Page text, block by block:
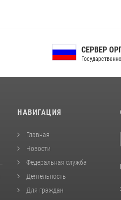
СЕРВЕР ОРГАНОВ
Государственной власти РФ
НАВИГАЦИЯ
Главная
Новости
Федеральная служба
Деятельность
Для граждан